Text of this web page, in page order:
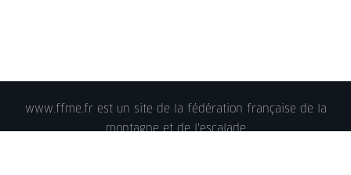
www.ffme.fr est un site de la fédération française de la
montagne et de l'escalade